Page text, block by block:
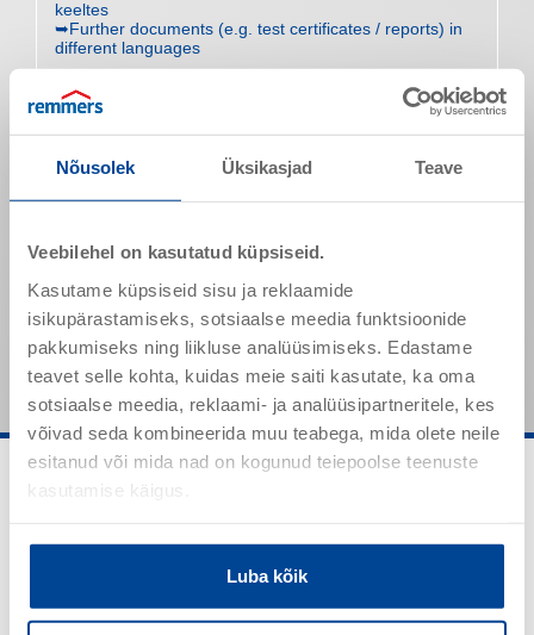
Nõusolek Üksikasjad Teave
Veebilehel on kasutatud küpsiseid.
Kasutame küpsiseid sisu ja reklaamide
isikupärastamiseks, sotsiaalse meedia funktsioonide
pakkumiseks ning liikluse analüüsimiseks. Edastame
teavet selle kohta, kuidas meie saiti kasutate, ka oma
sotsiaalse meedia, reklaami- ja analüüsipartneritele, kes
võivad seda kombineerida muu teabega, mida olete neile
esitanud või mida nad on kogunud teiepoolse teenuste
kasutamise käigus.
Luba kõik
keeltes
➥Further documents (e.g. test certificates / reports) in
different languages
Toote omadused
Välimus
Nimetatud väärtused on tüüpilised tooteomadused ja need
ei ole siduvate toote spetsifikatsioonidena mõistetavad.
Kasutusala